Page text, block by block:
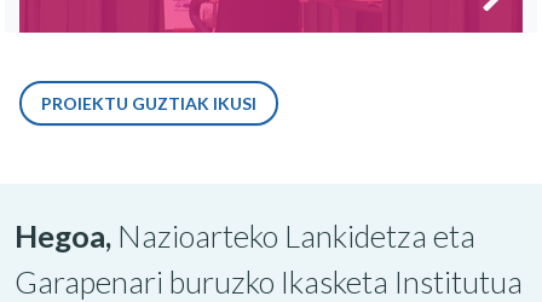
PROIEKTU GUZTIAK IKUSI
Hegoa, Nazioarteko Lankidetza eta
Garapenari buruzko Ikasketa Institutua